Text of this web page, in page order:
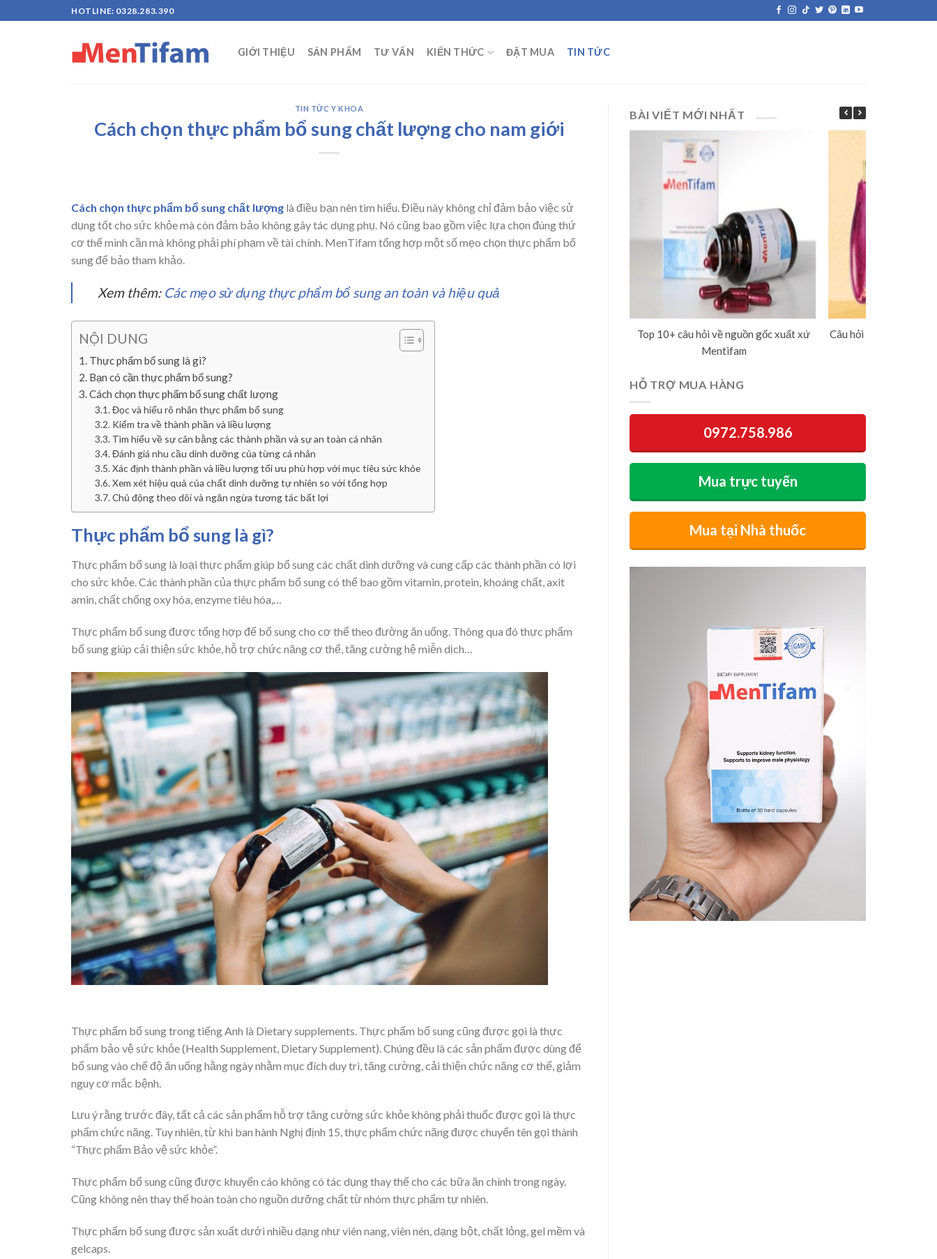
to
HOTLINE: 0328.283.390
GIỚI THIỆU SẢN PHẨM TƯ VẤN KIẾN THỨC ĐẶT MUA TIN TỨC
TIN TỨC Y KHOA
Cách chọn thực phẩm bổ sung chất lượng cho nam giới
Cách chọn thực phẩm bổ sung chất lượng là điều bạn nên tìm hiểu. Điều này không chỉ đảm bảo việc sử
dụng tốt cho sức khỏe mà còn đảm bảo không gây tác dụng phụ. Nó cũng bao gồm việc lựa chọn đúng thứ
cơ thể mình cần mà không phải phí phạm về tài chính. MenTifam tổng hợp một số mẹo chọn thực phẩm bổ
sung để bảo tham khảo.
Xem thêm: Các mẹo sử dụng thực phẩm bổ sung an toàn và hiệu quả
NỘI DUNG
Thực phẩm bổ sung là gì?
Bạn có cần thực phẩm bổ sung?
Cách chọn thực phẩm bổ sung chất lượng
Đọc và hiểu rõ nhãn thực phẩm bổ sung
Kiểm tra về thành phần và liều lượng
Tìm hiểu về sự cân bằng các thành phần và sự an toàn cá nhân
Đánh giá nhu cầu dinh dưỡng của từng cá nhân
Xác định thành phần và liều lượng tối ưu phù hợp với mục tiêu sức khỏe
Xem xét hiệu quả của chất dinh dưỡng tự nhiên so với tổng hợp
Chủ động theo dõi và ngăn ngừa tương tác bất lợi
Thực phẩm bổ sung là gì?
Thực phẩm bổ sung là loại thực phẩm giúp bổ sung các chất dinh dưỡng và cung cấp các thành phần có lợi
cho sức khỏe. Các thành phần của thực phẩm bổ sung có thể bao gồm vitamin, protein, khoáng chất, axit
amin, chất chống oxy hóa, enzyme tiêu hóa,…
Thực phẩm bổ sung được tổng hợp để bổ sung cho cơ thể theo đường ăn uống. Thông qua đó thực phẩm
bổ sung giúp cải thiện sức khỏe, hỗ trợ chức năng cơ thể, tăng cường hệ miễn dịch…
Thực phẩm bổ sung trong tiếng Anh là Dietary supplements. Thực phẩm bổ sung cũng được gọi là thực
phẩm bảo vệ sức khỏe (Health Supplement, Dietary Supplement). Chúng đều là các sản phẩm được dùng để
bổ sung vào chế độ ăn uống hằng ngày nhằm mục đích duy trì, tăng cường, cải thiện chức năng cơ thể, giảm
nguy cơ mắc bệnh.
Lưu ý rằng trước đây, tất cả các sản phẩm hỗ trợ tăng cường sức khỏe không phải thuốc được gọi là thực
phẩm chức năng. Tuy nhiên, từ khi ban hành Nghị định 15, thực phẩm chức năng được chuyển tên gọi thành
“Thực phẩm Bảo vệ sức khỏe”.
Thực phẩm bổ sung cũng được khuyến cáo không có tác dụng thay thế cho các bữa ăn chính trong ngày.
Cũng không nên thay thế hoàn toàn cho nguồn dưỡng chất từ nhóm thực phẩm tự nhiên.
Thực phẩm bổ sung được sản xuất dưới nhiều dạng như viên nang, viên nén, dạng bột, chất lỏng, gel mềm và
gelcaps.
BÀI VIẾT MỚI NHẤT
Top 10+ câu hỏi về nguồn gốc xuất xứ
Mentifam
Câu hỏi thường gặp về
HỖ TRỢ MUA HÀNG
0972.758.986
Mua trực tuyến
Mua tại Nhà thuốc